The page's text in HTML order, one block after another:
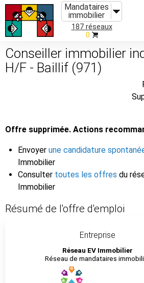
Mandataires
immobilier
187 réseaux
0
Conseiller immobilier
H/F - Baillif (971)
Offre supprimée. Actions
Envoyer une candidature
Immobilier
Consulter toutes les offres du
Immobilier
Résumé de l'offre d'emploi
Entreprise
Réseau EV Immobilier
Réseau de mandataires